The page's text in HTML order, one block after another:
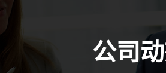
公司